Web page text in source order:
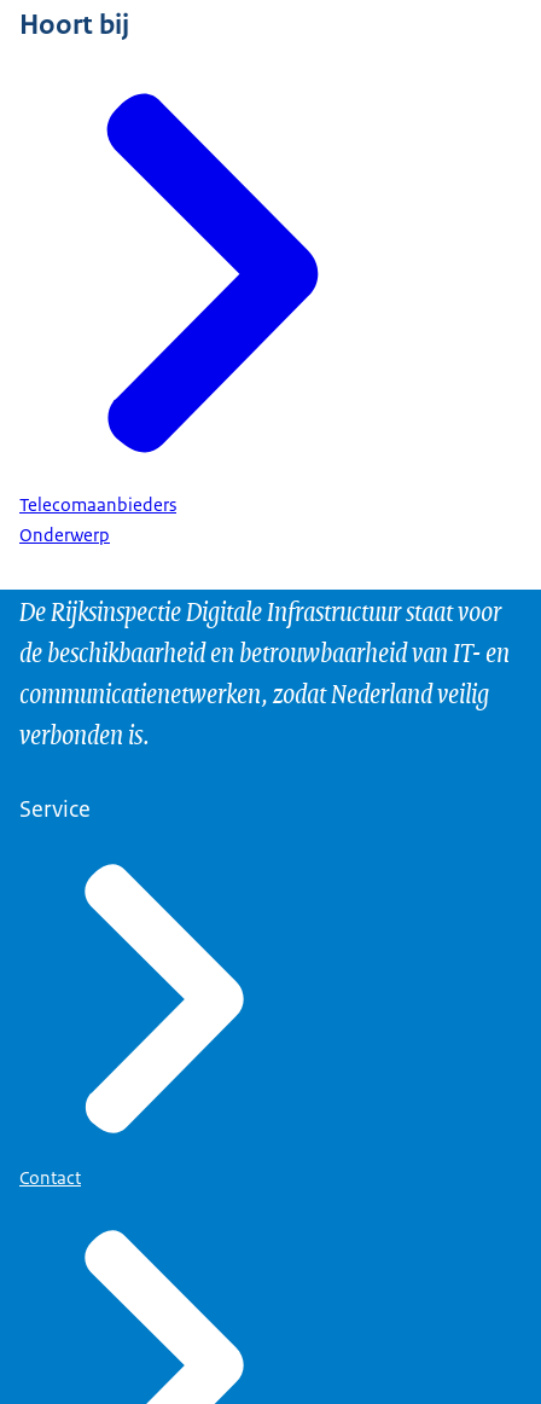
Hoort bij
Telecomaanbieders
Onderwerp
De Rijksinspectie Digitale Infrastructuur staat voor
de beschikbaarheid en betrouwbaarheid van IT- en
communicatienetwerken, zodat Nederland veilig
verbonden is.
Service
Contact